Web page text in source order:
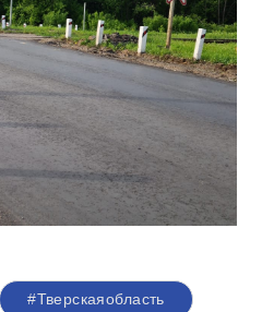
#Тверскаяобласть